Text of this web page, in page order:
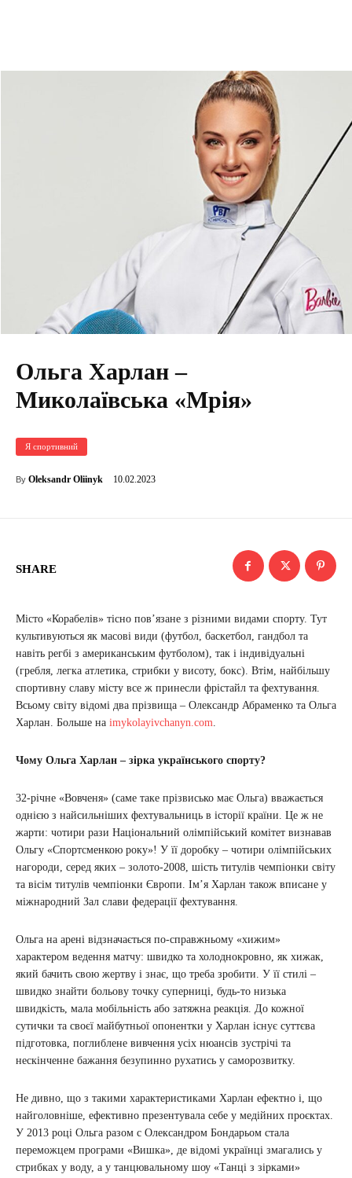
Ольга Харлан –
Миколаївська «Мрія»
Я спортивний
By Oleksandr Oliinyk 10.02.2023
SHARE
Місто «Корабелів» тісно пов’язане з різними видами спорту. Тут
культивуються як масові види (футбол, баскетбол, гандбол та
навіть регбі з американським футболом), так і індивідуальні
(гребля, легка атлетика, стрибки у висоту, бокс). Втім, найбільшу
спортивну славу місту все ж принесли фрістайл та фехтування.
Всьому світу відомі два прізвища – Олександр Абраменко та Ольга
Харлан. Больше на imykolayivchanyn.com.
Чому Ольга Харлан – зірка українського спорту?
32-річне «Вовченя» (саме таке прізвисько має Ольга) вважається
однією з найсильніших фехтувальниць в історії країни. Це ж не
жарти: чотири рази Національний олімпійський комітет визнавав
Ольгу «Спортсменкою року»! У її доробку – чотири олімпійських
нагороди, серед яких – золото-2008, шість титулів чемпіонки світу
та вісім титулів чемпіонки Європи. Ім’я Харлан також вписане у
міжнародний Зал слави федерації фехтування.
Ольга на арені відзначається по-справжньому «хижим»
характером ведення матчу: швидко та холоднокровно, як хижак,
який бачить свою жертву і знає, що треба зробити. У її стилі –
швидко знайти больову точку суперниці, будь-то низька
швидкість, мала мобільність або затяжна реакція. До кожної
сутички та своєї майбутньої опонентки у Харлан існує суттєва
підготовка, поглиблене вивчення усіх нюансів зустрічі та
нескінченне бажання безупинно рухатись у саморозвитку.
Не дивно, що з такими характеристиками Харлан ефектно і, що
найголовніше, ефективно презентувала себе у медійних проєктах.
У 2013 році Ольга разом с Олександром Бондарьом стала
переможцем програми «Вишка», де відомі українці змагались у
стрибках у воду, а у танцювальному шоу «Танці з зірками»